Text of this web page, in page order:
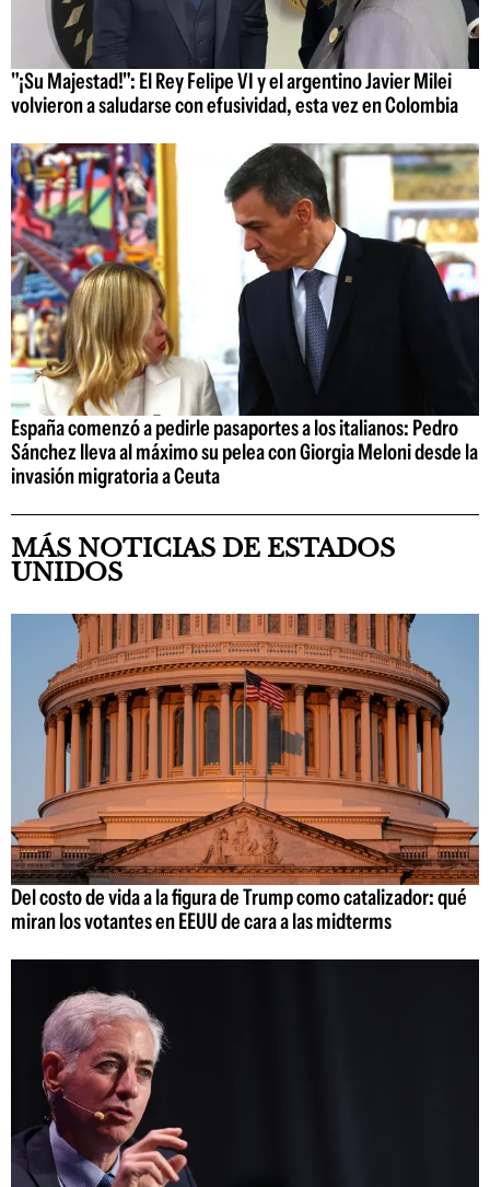
"¡Su Majestad!": El Rey Felipe VI y el argentino Javier Milei
volvieron a saludarse con efusividad, esta vez en Colombia
España comenzó a pedirle pasaportes a los italianos: Pedro
Sánchez lleva al máximo su pelea con Giorgia Meloni desde la
invasión migratoria a Ceuta
MÁS NOTICIAS DE ESTADOS
UNIDOS
Del costo de vida a la figura de Trump como catalizador: qué
miran los votantes en EEUU de cara a las midterms